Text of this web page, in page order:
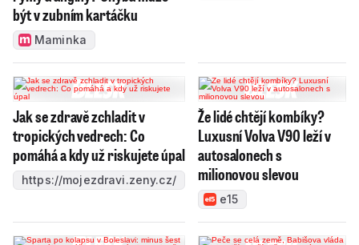
být v zubním kartáčku
Maminka
Jak se zdravě zchladit v
tropických vedrech: Co
pomáhá a kdy už riskujete úpal
https://mojezdravi.zeny.cz/
Že lidé chtějí kombíky?
Luxusní Volva V90 leží v
autosalonech s
milionovou slevou
e15